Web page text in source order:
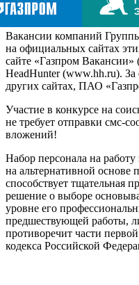
Вакансии компаний
на официальных сайтах
сайте «Газпром Вакансии»
HeadHunter (www.hh.ru).
других сайтах, ПАО
Участие в конкурсе на
не требует отправки смс-
вложений!
Набор персонала на
на альтернативной основе
способствует тщательная
решение о выборе
уровне его
предшествующей работы,
противоречит части
кодекса Российской